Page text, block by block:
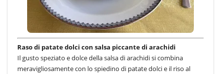
Raso di patate dolci con salsa piccante di arachidi
Il gusto speziato e dolce della salsa di arachidi si combina
meravigliosamente con lo spiedino di patate dolci e il riso al